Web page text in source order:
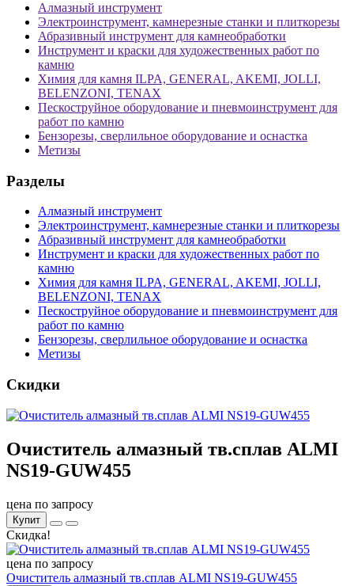
Алмазный инструмент
Электроинструмент, камнерезные станки и плиткорезы
Абразивный инструмент для камнеобработки
Инструмент и краски для художественных работ по
камню
Химия для камня ILPA, GENERAL, AKEMI, JOLLI,
BELENZONI, TENAX
Пескоструйное оборудование и пневмоинструмент для
работ по камню
Бензорезы, сверлильное оборудование и оснастка
Метизы
Разделы
Алмазный инструмент
Электроинструмент, камнерезные станки и плиткорезы
Абразивный инструмент для камнеобработки
Инструмент и краски для художественных работ по
камню
Химия для камня ILPA, GENERAL, AKEMI, JOLLI,
BELENZONI, TENAX
Пескоструйное оборудование и пневмоинструмент для
работ по камню
Бензорезы, сверлильное оборудование и оснастка
Метизы
Скидки
Очиститель алмазный тв.сплав ALMI
NS19-GUW455
цена по запросу
Купит
Скидка!
цена по запросу
Очиститель алмазный тв.сплав ALMI NS19-GUW455